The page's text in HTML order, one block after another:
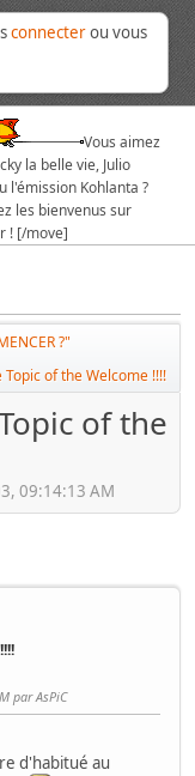
connecterou vous
Vous aimez
la belle vie, Julio
l'émission Kohlanta ?
les bienvenus sur
! [/move]
?"
of the Welcome !!!!
of the
09:14:13 AM
par AsPiC
d'habitué au